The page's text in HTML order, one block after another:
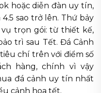
hoặc diễn đàn uy tín,
sao trở lên. Thứ bảy
trọn gói: từ thiết kế,
trì sau Tết. Đá Cảnh
chí trên với điểm số
hàng, chính vì vậy
đá cảnh uy tín nhất
cảnh hoa tết.